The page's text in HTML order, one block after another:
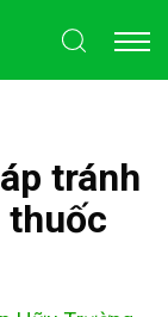
tránh
thuốc